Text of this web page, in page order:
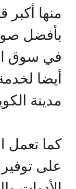
منها
بأفضل
في سوق
أيضا
مدينة
كما تعمل
على